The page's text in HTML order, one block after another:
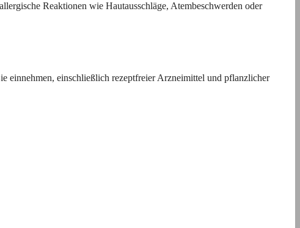
Reaktionen wie Hautausschläge, Atembeschwerden oder
einnehmen, einschließlich rezeptfreier Arzneimittel und pflanzlicher